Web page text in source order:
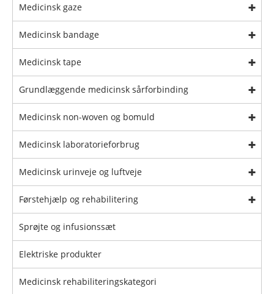
Medicinsk gaze
Medicinsk bandage
Medicinsk tape
Grundlæggende medicinsk sårforbinding
Medicinsk non-woven og bomuld
Medicinsk laboratorieforbrug
Medicinsk urinveje og luftveje
Førstehjælp og rehabilitering
Sprøjte og infusionssæt
Elektriske produkter
Medicinsk rehabiliteringskategori